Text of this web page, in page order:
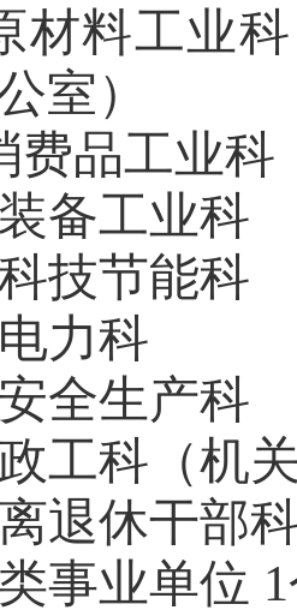
材料工业
室）
费品工业科
装备工业科
科技节能科
电力科
安全生产科
政工科（机
离退休干部
事业单位